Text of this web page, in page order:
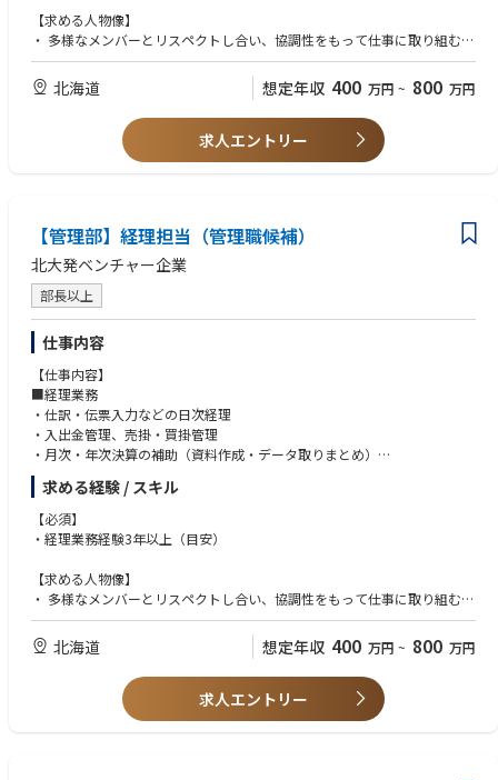
・権限管理・ログ管理体制の構築
・インシデント対応フローの整備
■業務システムの設計・導入・運用
・各部門の業務課題をヒアリングし、最適なシステムを選定
・要件定義、ベンダーコントロール、導入プロジェクト推進
・導入後の運用設計・改善対応
・社内ツール／SaaSの利用促進とガバナンス整備
ク）
・トラブルシューティングと再発防止策の検討
・社内向けITガイドラインの作成・展開
【求める人物像】
・ 多様なメンバーとリスペクトし合い、協調性をもって仕事に取り組むこ
とができる方
・ 必要な業務を自主的に考えて、メンバーを巻き込んでプロジェクトを推
進できる方
・ 未経験の業務でも熱意を持って取り組める、成長意欲のある方
・スピード感を持って業務を遂行できる方
北海道 想定年収 400 万円 ~ 800 万円
求人エントリー
【管理部】経理担当（管理職候補）
北大発ベンチャー企業
部長以上
仕事内容
【仕事内容】
■経理業務
・仕訳・伝票入力などの日次経理
・入出金管理、売掛・買掛管理
・月次・年次決算の補助（資料作成・データ取りまとめ）
・会計事務所との連携業務
・経理アウトソーシング会社との調整 ※内製化を目指します
・経理業務の内製化に向けたフロー整備
・IPO準備に伴う経理・財務周りの内部統制整備補助
■労務業務
・給与計算（チェック・勤怠データ取りまとめ含む）
・入退社、休職復職手続き
・福利厚生制度の運用
・就業規則など各種規程の管理・改定補助
・労務関連の問い合わせ対応
・法改正に伴う社内対応整備
求める経験 / スキル
【必須】
・経理業務経験3年以上（目安）
【求める人物像】
・ 多様なメンバーとリスペクトし合い、協調性をもって仕事に取り組むこ
とができる方
・ 必要な業務を自主的に考えて、メンバーを巻き込んでプロジェクトを推
進できる方
・ 未経験の業務でも熱意を持って取り組める、成長意欲のある方
・スピード感を持って業務を遂行できる方
北海道 想定年収 400 万円 ~ 800 万円
求人エントリー